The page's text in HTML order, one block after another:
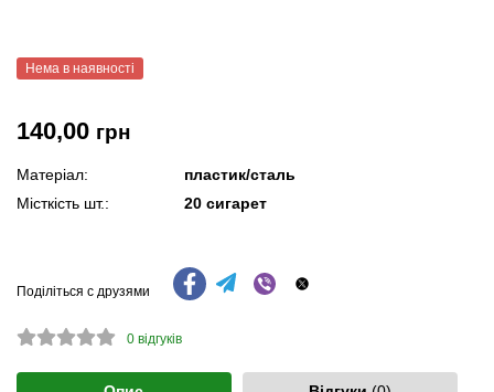
Нема в наявності
140,00 грн
Матеріал:
пластик/сталь
Місткість шт.:
20 сигарет
Поділіться с друзями
0 відгуків